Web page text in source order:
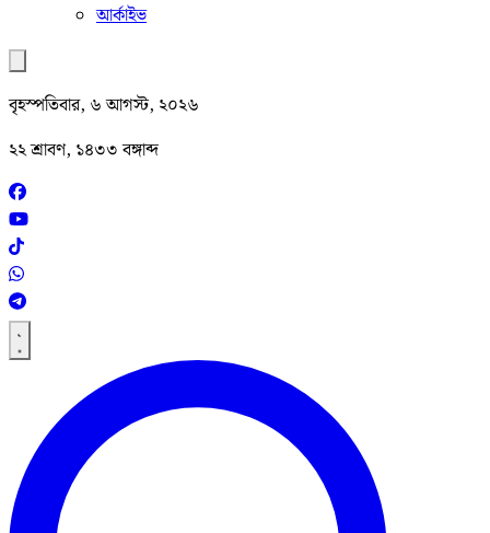
আর্কাইভ
বৃহস্পতিবার, ৬ আগস্ট, ২০২৬
২২ শ্রাবণ, ১৪৩৩ বঙ্গাব্দ